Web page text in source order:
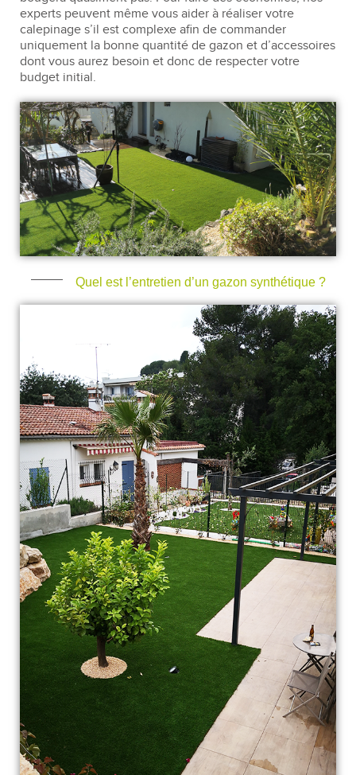
experts peuvent même vous aider à réaliser votre
calepinage s’il est complexe afin de commander
uniquement la bonne quantité de gazon et d’accessoires
dont vous aurez besoin et donc de respecter votre
budget initial.
Quel est l’entretien d’un gazon synthétique ?